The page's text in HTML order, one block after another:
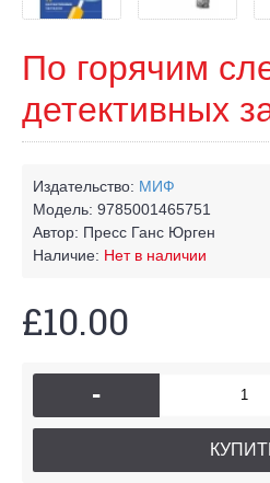
По горячим
детективных
Издательство: МИФ
Модель: 9785001465751
Автор: Пресс Ганс Юрген
Наличие: Нет в наличии
£10.00
-